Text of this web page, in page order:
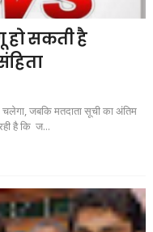
हो सकती है
जबकि मतदाता सूची का अंतिम
है कि ज...